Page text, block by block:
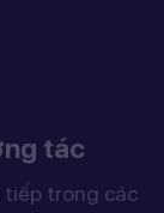
tác
tiếp trong các